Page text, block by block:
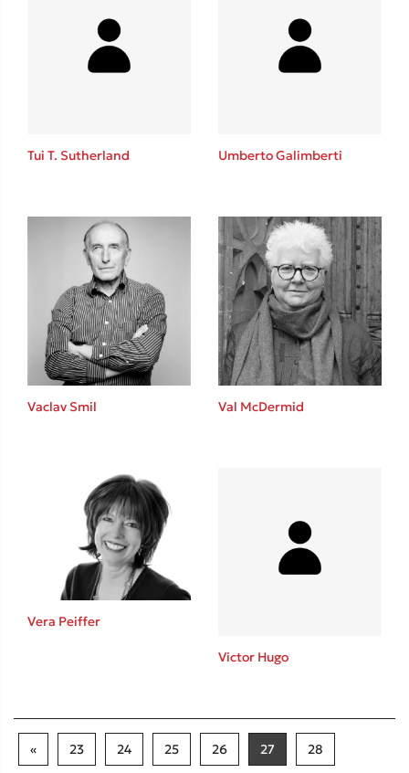
Tui T. Sutherland Umberto Galimberti
Vaclav Smil Val McDermid
Vera Peiffer
Victor Hugo
« 23 24 25 26 27 28